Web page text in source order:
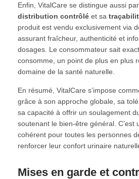
Enfin, VitalCare se distingue aussi
distribution contrôlé et sa
produit est vendu exclusivement via
assurant fraîcheur, authenticité et
dosages. Le consommateur sait
consomme, un point de plus en plus
domaine de la santé naturelle.
En résumé, VitalCare s’impose
grâce à son approche globale, sa
sa capacité à offrir un soulagement
soutenant le bien-être général. C’est
cohérent pour toutes les personnes
renforcer leur confort urinaire
Mises en garde et